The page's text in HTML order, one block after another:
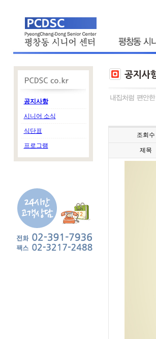
공지사항
시니어 소식
식단표
프로그램
조회수
제목